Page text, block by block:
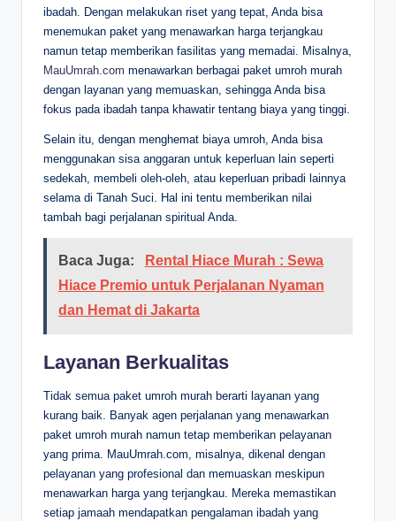
ibadah. Dengan melakukan riset yang tepat, Anda bisa
menemukan paket yang menawarkan harga terjangkau
namun tetap memberikan fasilitas yang memadai. Misalnya,
MauUmrah.com menawarkan berbagai paket umroh murah
dengan layanan yang memuaskan, sehingga Anda bisa
fokus pada ibadah tanpa khawatir tentang biaya yang tinggi.
Selain itu, dengan menghemat biaya umroh, Anda bisa
menggunakan sisa anggaran untuk keperluan lain seperti
sedekah, membeli oleh-oleh, atau keperluan pribadi lainnya
selama di Tanah Suci. Hal ini tentu memberikan nilai
tambah bagi perjalanan spiritual Anda.
Baca Juga:
Rental Hiace Murah : Sewa
Hiace Premio untuk Perjalanan Nyaman
dan Hemat di Jakarta
Layanan Berkualitas
Tidak semua paket umroh murah berarti layanan yang
kurang baik. Banyak agen perjalanan yang menawarkan
paket umroh murah namun tetap memberikan pelayanan
yang prima. MauUmrah.com, misalnya, dikenal dengan
pelayanan yang profesional dan memuaskan meskipun
menawarkan harga yang terjangkau. Mereka memastikan
setiap jamaah mendapatkan pengalaman ibadah yang